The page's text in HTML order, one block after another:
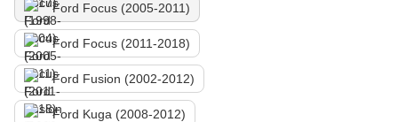
Ford Focus (2005-2011)
Ford Focus (2011-2018)
Ford Fusion (2002-2012)
Ford Kuga (2008-2012)